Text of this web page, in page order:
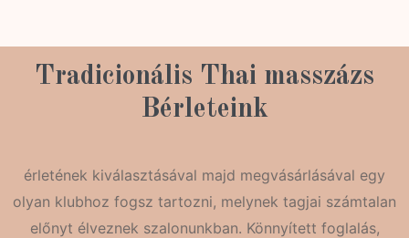
Tradicionális Thai masszázs
Bérleteink
érletének kiválasztásával majd megvásárlásával egy
olyan klubhoz fogsz tartozni, melynek tagjai számtalan
előnyt élveznek szalonunkban. Könnyített foglalás,